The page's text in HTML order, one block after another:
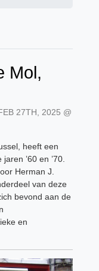
Mol,
27TH, 2025 @
heeft een
’60 en ’70.
Herman J.
van deze
bevond aan de
en